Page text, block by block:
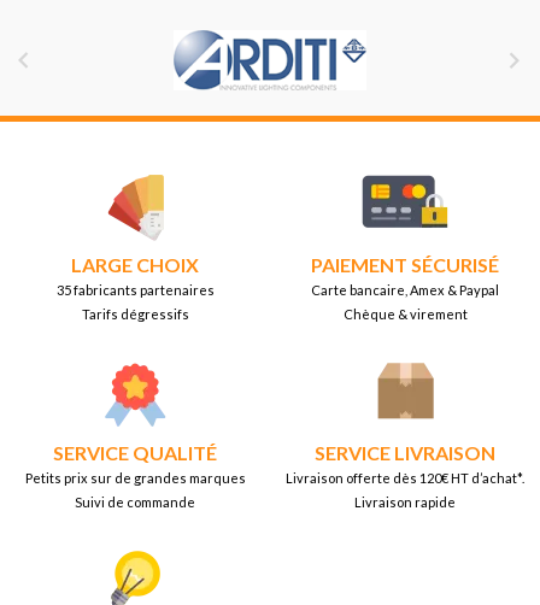
 
LARGE CHOIX
35 fabricants partenaires
Tarifs dégressifs
PAIEMENT SÉCURISÉ
Carte bancaire, Amex & Paypal
Chèque & virement
SERVICE QUALITÉ
Petits prix sur de grandes marques
Suivi de commande
SERVICE LIVRAISON
Livraison offerte dès 120€ HT d’achat*.
Livraison rapide